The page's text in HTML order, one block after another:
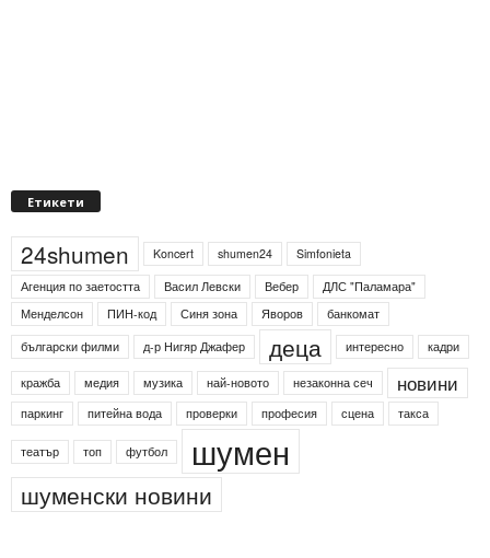
Етикети
24shumen Koncert shumen24
Simfonieta
Агенция по заетостта
Васил Левски Вебер
ДЛС "Паламара"
Менделсон
ПИН-код Синя зона Яворов
банкомат
български филми
д-р Нигяр Джафер деца интересно кадри
кражба медия музика най-новото незаконна сеч новини
паркинг питейна вода проверки професия сцена такса
театър топ футбол шумен
шуменски новини